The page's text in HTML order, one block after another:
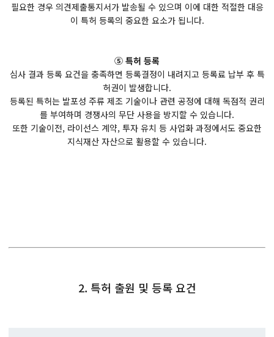
필요한 경우 의견제출통지서가 발송될 수 있으며 이에 대한 적절한 대응
이 특허 등록의 중요한 요소가 됩니다.
⑤ 특허 등록
심사 결과 등록 요건을 충족하면 등록결정이 내려지고 등록료 납부 후 특
허권이 발생합니다.
등록된 특허는 발포성 주류 제조 기술이나 관련 공정에 대해 독점적 권리
를 부여하며 경쟁사의 무단 사용을 방지할 수 있습니다.
또한 기술이전, 라이선스 계약, 투자 유치 등 사업화 과정에서도 중요한
지식재산 자산으로 활용할 수 있습니다.
2. 특허 출원 및 등록 요건